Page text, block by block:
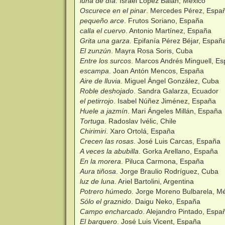
Oscurece en el pinar. Mercedes Pérez,
pequeño arce. Frutos Soriano, España
calla el cuervo. Antonio Martínez, España
Grita una garza. Epifanía Pérez Béjar,
El zunzún. Mayra Rosa Soris, Cuba
Entre los surcos. Marcos Andrés Minguell,
escampa. Joan Antón Mencos, España
Aire de lluvia. Miguel Ángel González, Cuba
Roble deshojado. Sandra Galarza, Ecuador
el petirrojo. Isabel Núñez Jiménez, España
Huele a jazmín. Mari Ángeles Millán, España
Tortuga. Radoslav Ivélic, Chile
Chirimiri. Xaro Ortolá, España
Crecen las rosas. José Luis Carcas, España
A veces la abubilla. Gorka Arellano, España
En la morera. Piluca Carmona, España
Aura tiñosa. Jorge Braulio Rodríguez, Cuba
luz de luna. Ariel Bartolini, Argentina
Potrero húmedo. Jorge Moreno Bulbarela,
Sólo el graznido. Daigu Neko, España
Campo encharcado. Alejandro Pintado,
El barquero. José Luis Vicent, España